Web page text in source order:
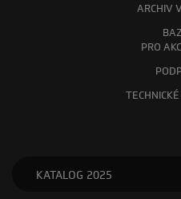
ARCHIV
PRO
KATALOG 2025